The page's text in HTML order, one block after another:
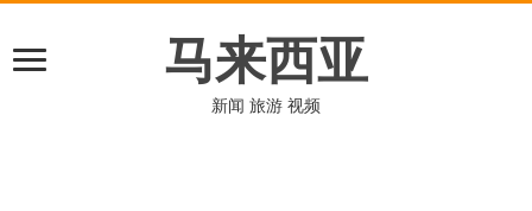
马来西亚
新闻 旅游 视频